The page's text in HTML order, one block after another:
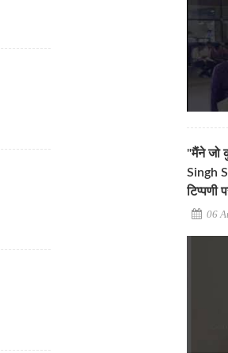
"मैंने जो
Singh
टिप्पणी
06